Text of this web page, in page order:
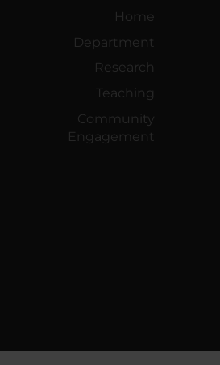
Home
Department
Research
Teaching
Community
Engagement